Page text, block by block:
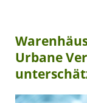
Urbane